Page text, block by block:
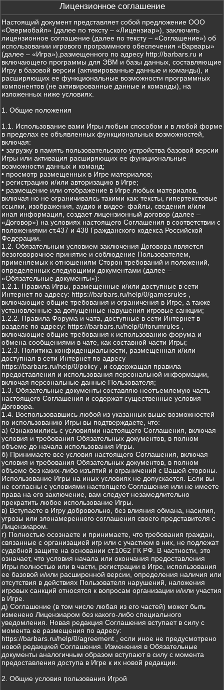
Лицензионное соглашение
Настоящий документ представляет собой предложение ООО
«Овермобайл» (далее по тексту – «Лицензиар»), заключить
лицензионное соглашение (далее по тексту – «Соглашение») об
использовании игрового программного обеспечения «Варвары»
(далее – «Игра»),размещенного по адресу http://barbars.ru и
включающего программы для ЭВМ и базы данных, составляющие
Игру в базовой версии (активированные данные и команды), и
расширяющих ее функциональные возможности программных
компонентов (не активированные данные и команды), на
изложенных ниже условиях.
1. Общие положения
1.1. Использование вами Игры любым способом и в любой форме
в пределах ее объявленных функциональных возможностей,
включая:
• загрузку в память пользовательского устройства базовой версии
Игры или активация расширяющих ее функциональные
возможности данных и команд;
• просмотр размещенных в Игре материалов;
• регистрацию и/или авторизацию в Игре;
• размещение или отображение в Игре любых материалов,
включая но не ограничиваясь такими как: тексты, гипертекстовые
ссылки, изображения, аудио и видео- файлы, сведения и/или
иная информация, создает лицензионный договор (далее –
«Договор») на условиях настоящего Соглашения в соответствии с
положениями ст.437 и 438 Гражданского кодекса Российской
Федерации.
1.2. Обязательным условием заключения Договора является
безоговорочное принятие и соблюдение Пользователем,
применяемых к отношениям Сторон требований и положений,
определенных следующими документами (далее –
«Обязательные документы»):
1.2.1. Правила Игры, размещенные и/или доступные в сети
Интернет по адресу: https://barbars.ru/help/0/gamesrules ,
включающие общие требования и ограничения в Игре, а также
установленные за допущенные нарушения игровые санкции;
1.2.2. Правила Форума и чата, доступные в сети Интернет в
разделе по адресу: https://barbars.ru/help/0/forumrules ,
включающие общие требования к использованию форума и
обмена сообщениями в чате, как составной части Игры;
1.2.3. Политика конфиденциальности, размещенная и/или
доступная в сети Интернет по адресу
https://barbars.ru/help/0/policy , и содержащая правила
предоставления и использования персональной информации,
включая персональные данные Пользователя;
1.3. Обязательные документы составляю неотъемлемую часть
настоящего Соглашения и содержат существенные условия
Договора.
1.4. Воспользовавшись любой из указанных выше возможностей
по использованию Игры вы подтверждаете, что:
а) Ознакомились с условиями настоящего Соглашения, включая
условия и требования Обязательных документов, в полном
объеме до начала использования Игры.
б) Принимаете все условия настоящего Соглашения, включая
условия и требования Обязательных документов, в полном
объеме без каких-либо изъятий и ограничений с Вашей стороны.
Использование Игры на иных условиях не допускается. Если вы
не согласны с условиями настоящего Соглашения или не имеете
права на его заключение, вам следует незамедлительно
прекратить любое использование Игры.
в) Вступаете в Игру добровольно, без влияния обмана, насилия,
угрозы или злонамеренного соглашения своего представителя с
Лицензиаром.
г) Полностью осознаете и принимаете, что требования граждан,
связанные с организацией игр или с участием в них, не подлежат
судебной защите на основании ст.1062 ГК РФ. В частности, это
означает, что условия начала или окончания предоставления
Игры полностью или в части, регистрации в Игре, использования
ее базовой и/или расширенной версии, определения наличия или
отсутствия в действиях Пользователя нарушений, наложения
игровых санкций относятся к вопросам организации и/или участия
в Игре.
д) Соглашение (в том числе любая из его частей) может быть
изменено Лицензиаром без какого-либо специального
уведомления. Новая редакция Соглашения вступает в силу с
момента ее размещения по адресу:
https://barbars.ru/help/0/agreement , если иное не предусмотрено
новой редакцией Соглашения. Изменения в Обязательные
документы аналогичным образом вступают в силу с момента
предоставления доступа в Игре к их новой редакции.
2. Общие условия пользования Игрой